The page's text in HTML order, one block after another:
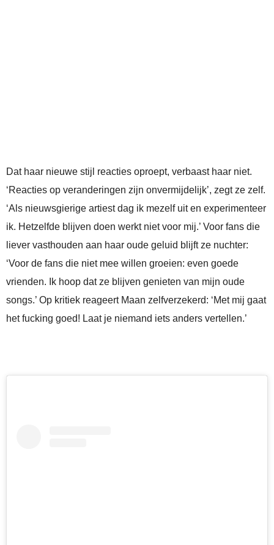
Dat haar nieuwe stijl reacties oproept, verbaast haar niet.
‘Reacties op veranderingen zijn onvermijdelijk’, zegt ze zelf.
‘Als nieuwsgierige artiest dag ik mezelf uit en experimenteer
ik. Hetzelfde blijven doen werkt niet voor mij.’ Voor fans die
liever vasthouden aan haar oude geluid blijft ze nuchter:
‘Voor de fans die niet mee willen groeien: even goede
vrienden. Ik hoop dat ze blijven genieten van mijn oude
songs.’ Op kritiek reageert Maan zelfverzekerd: ‘Met mij gaat
het fucking goed! Laat je niemand iets anders vertellen.’